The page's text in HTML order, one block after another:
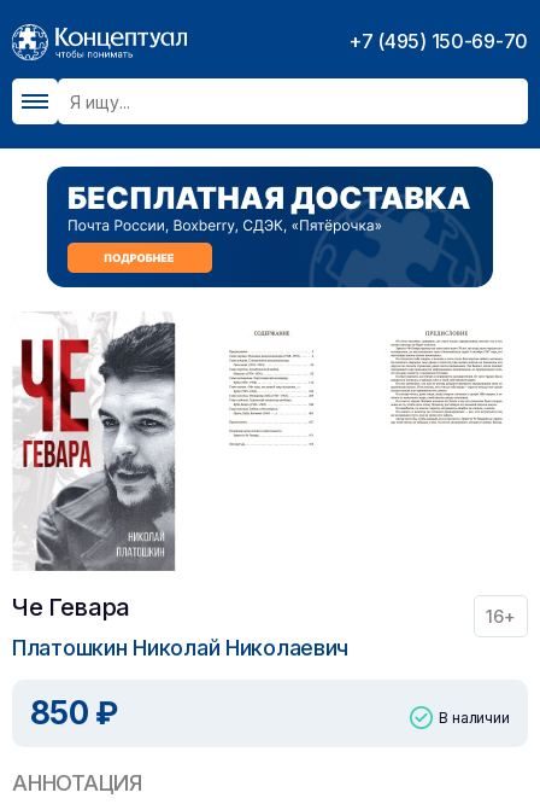
+7 (495) 150-69-70
Че Гевара 16+
Платошкин Николай Николаевич
850 ₽ В наличии
АННОТАЦИЯ